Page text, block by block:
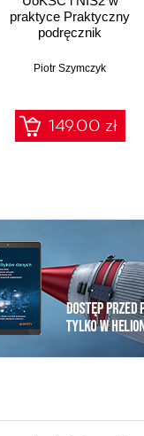
praktyce Praktyczny
podręcznik
Krajowego Systemu
procedury, audyt dla
zarządów, IT i
compliance
Piotr Szymczyk
149.00 zł